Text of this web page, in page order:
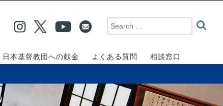
日本基督教団への献金 よくある質問 相談窓口